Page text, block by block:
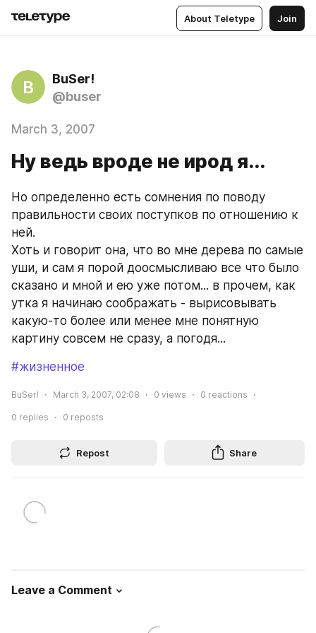
About Teletype Join
B
BuSer!
@buser
March 3, 2007
Ну ведь вроде не ирод я...
Но определенно есть сомнения по поводу
правильности своих поступков по отношению к
ней.
Хоть и говорит она, что во мне дерева по самые
уши, и сам я порой доосмысливаю все что было
сказано и мной и ею уже потом... в прочем, как
утка я начинаю соображать - вырисовывать
какую-то более или менее мне понятную
картину совсем не сразу, а погодя...
#жизненное
BuSer! March 3, 2007, 02:08 0 views 0 reactions
0 replies 0 reposts
Repost Share
Leave a Comment